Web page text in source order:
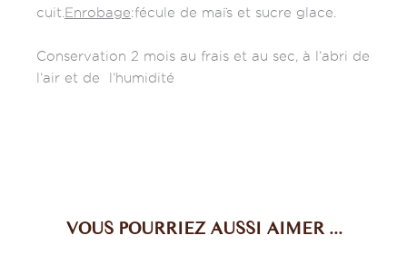
cuit.Enrobage:fécule de maïs et sucre glace.
Conservation 2 mois au frais et au sec, à l’abri de
l’air et de l’humidité
VOUS POURRIEZ AUSSI AIMER ...